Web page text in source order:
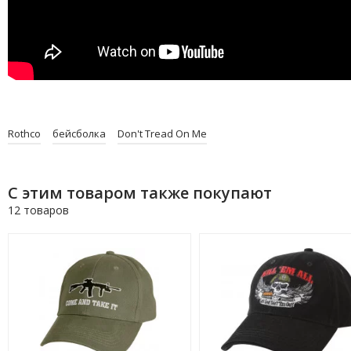
Rothco бейсболка Don't Tread On Me
С этим товаром также покупают
12 товаров